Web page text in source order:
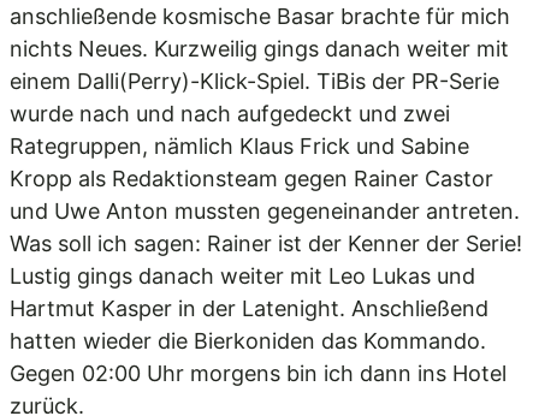
anschließende kosmische Basar brachte für mich
nichts Neues. Kurzweilig gings danach weiter mit
einem Dalli(Perry)-Klick-Spiel. TiBis der PR-Serie
wurde nach und nach aufgedeckt und zwei
Rategruppen, nämlich Klaus Frick und Sabine
Kropp als Redaktionsteam gegen Rainer Castor
und Uwe Anton mussten gegeneinander antreten.
Was soll ich sagen: Rainer ist der Kenner der Serie!
Lustig gings danach weiter mit Leo Lukas und
Hartmut Kasper in der Latenight. Anschließend
hatten wieder die Bierkoniden das Kommando.
Gegen 02:00 Uhr morgens bin ich dann ins Hotel
zurück.